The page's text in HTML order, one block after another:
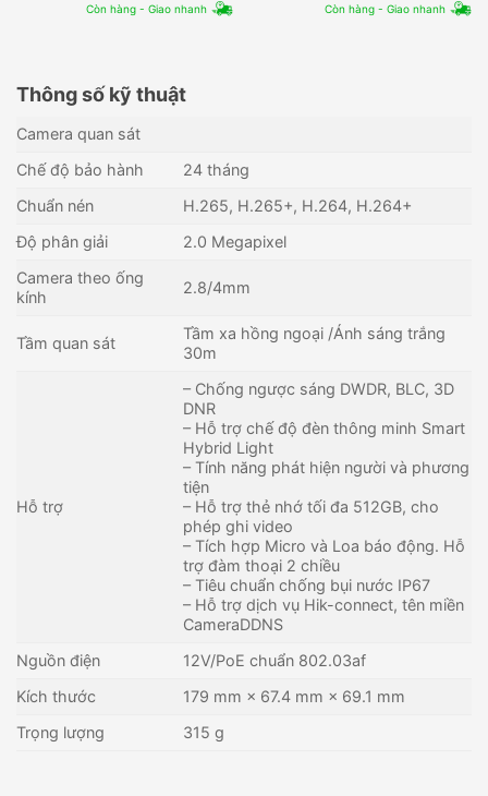
Còn hàng - Giao nhanh Còn hàng - Giao nhanh
Thông số kỹ thuật
Camera quan sát
Chế độ bảo hành
24 tháng
Chuẩn nén
H.265, H.265+, H.264, H.264+
Độ phân giải
2.0 Megapixel
Camera theo ống
kính
2.8/4mm
Tầm quan sát
Tầm xa hồng ngoại /Ánh sáng trắng
30m
Hỗ trợ
– Chống ngược sáng DWDR, BLC, 3D
DNR
– Hỗ trợ chế độ đèn thông minh Smart
Hybrid Light
– Tính năng phát hiện người và phương
tiện
– Hỗ trợ thẻ nhớ tối đa 512GB, cho
phép ghi video
– Tích hợp Micro và Loa báo động. Hỗ
trợ đàm thoại 2 chiều
– Tiêu chuẩn chống bụi nước IP67
– Hỗ trợ dịch vụ Hik-connect, tên miền
CameraDDNS
Nguồn điện
12V/PoE chuẩn 802.03af
Kích thước
179 mm × 67.4 mm × 69.1 mm
Trọng lượng
315 g